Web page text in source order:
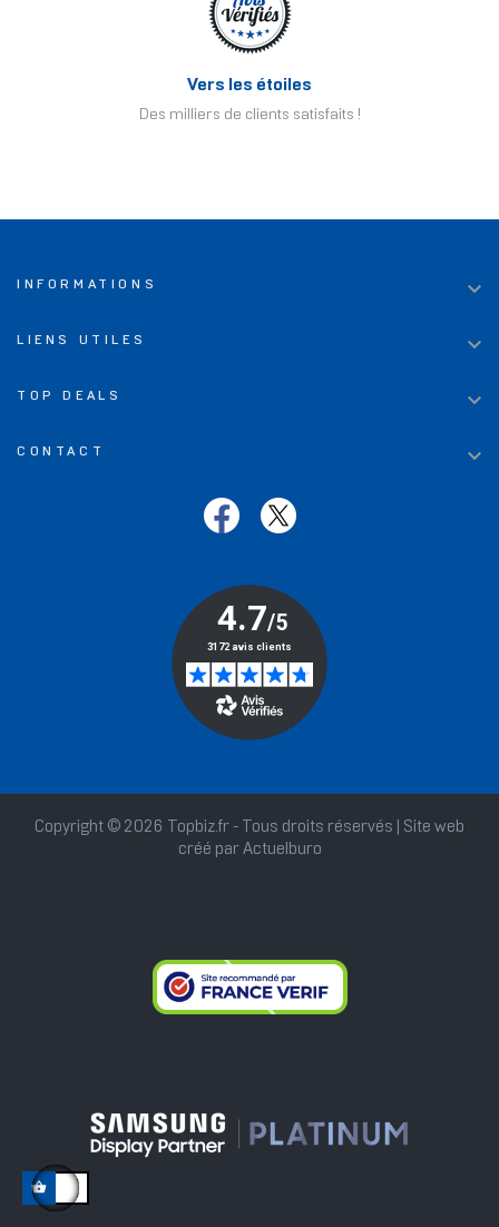
Vers les étoiles
Des milliers de clients satisfaits !
INFORMATIONS 
LIENS UTILES 
TOP DEALS 
CONTACT 
Copyright © 2026 Topbiz.fr - Tous droits réservés | Site web
créé par Actuelburo